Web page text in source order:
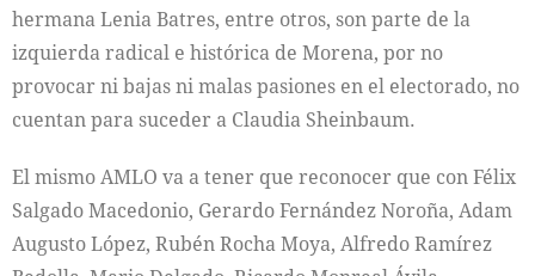
hermana Lenia Batres, entre otros, son parte de la
izquierda radical e histórica de Morena, por no
provocar ni bajas ni malas pasiones en el electorado, no
cuentan para suceder a Claudia Sheinbaum.
El mismo AMLO va a tener que reconocer que con Félix
Salgado Macedonio, Gerardo Fernández Noroña, Adam
Augusto López, Rubén Rocha Moya, Alfredo Ramírez